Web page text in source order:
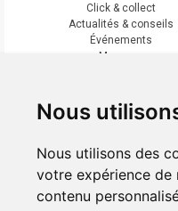
Nous
Nous utilisons des
votre expérience de
contenu
Click & collect
Actualités & conseils
Événements
Marques